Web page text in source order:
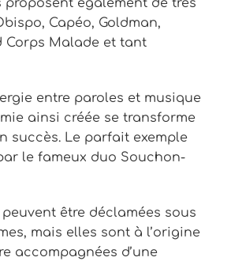
proposent également de très
Capéo, Goldman,
Corps Malade et tant
entre paroles et musique
ainsi créée se transforme
succès. Le parfait exemple
le fameux duo Souchon-
être déclamées sous
mais elles sont à l’origine
accompagnées d’une